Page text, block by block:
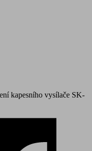
kapesního vysílače SK-